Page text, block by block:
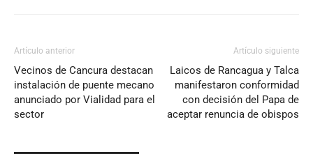
Artículo anterior
Vecinos de Cancura destacan
instalación de puente mecano
anunciado por Vialidad para el
sector
Artículo siguiente
Laicos de Rancagua y Talca
manifestaron conformidad
con decisión del Papa de
aceptar renuncia de obispos